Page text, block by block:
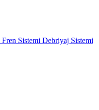
Fren Sistemi Debriyaj Sistemi